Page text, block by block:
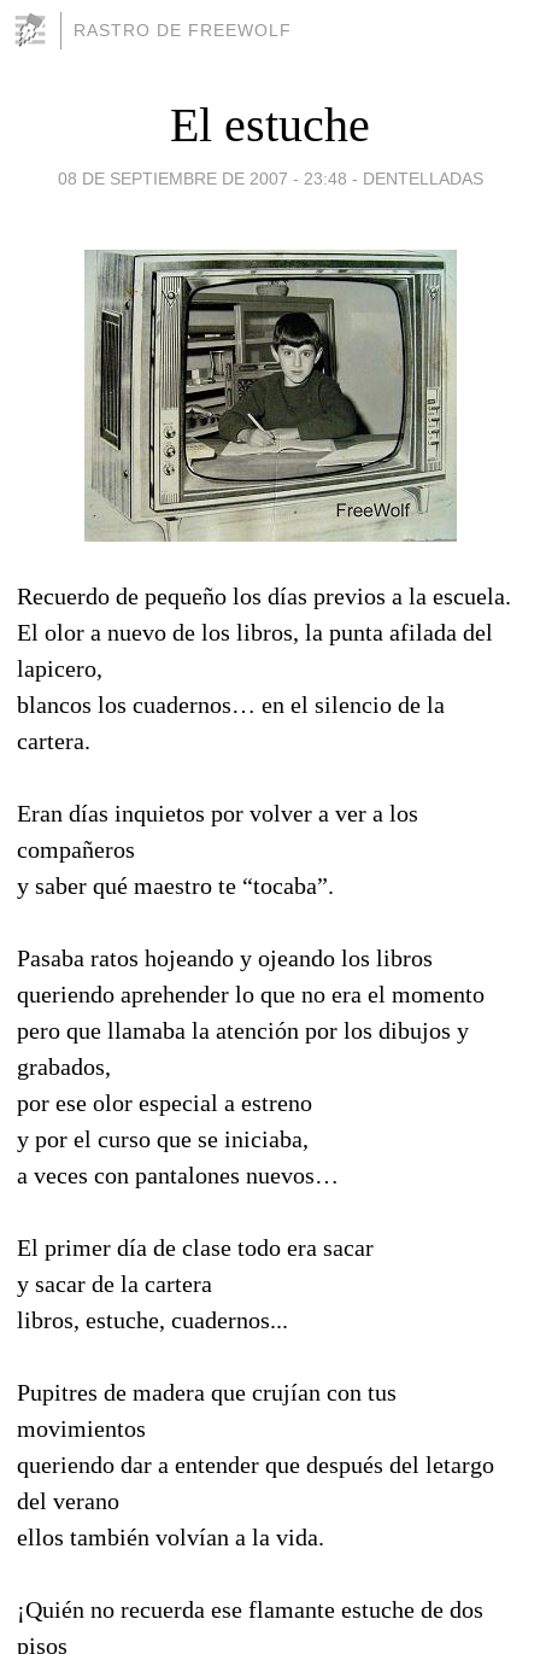
RASTRO DE FREEWOLF
El estuche
08 DE SEPTIEMBRE DE 2007 - 23:48 - DENTELLADAS
Recuerdo de pequeño los días previos a la escuela.
El olor a nuevo de los libros, la punta afilada del
lapicero,
blancos los cuadernos… en el silencio de la
cartera.
Eran días inquietos por volver a ver a los
compañeros
y saber qué maestro te “tocaba”.
Pasaba ratos hojeando y ojeando los libros
queriendo aprehender lo que no era el momento
pero que llamaba la atención por los dibujos y
grabados,
por ese olor especial a estreno
y por el curso que se iniciaba,
a veces con pantalones nuevos…
El primer día de clase todo era sacar
y sacar de la cartera
libros, estuche, cuadernos...
Pupitres de madera que crujían con tus
movimientos
queriendo dar a entender que después del letargo
del verano
ellos también volvían a la vida.
¡Quién no recuerda ese flamante estuche de dos
pisos